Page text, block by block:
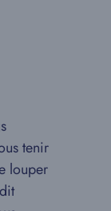
tenir
louper